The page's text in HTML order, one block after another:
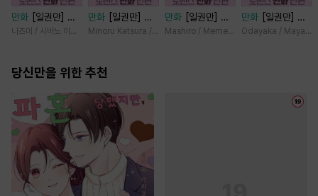
만화
[일권만] 모
든 것을 포기한 평
는다 [단행본]
나츠미 / 시바노 이즈미
만화
[일권만] 기
억상실 악역 영애
니에게서 도망칠
본]
Minoru Katsura / Mizune
만화
[일권만] 실
례지만 약혼자님,
Mashiro / Memeko
만화
[일권만] 잊
혀진 왕녀지만 정
Odayaka / Maya
당신만을 위한 추천